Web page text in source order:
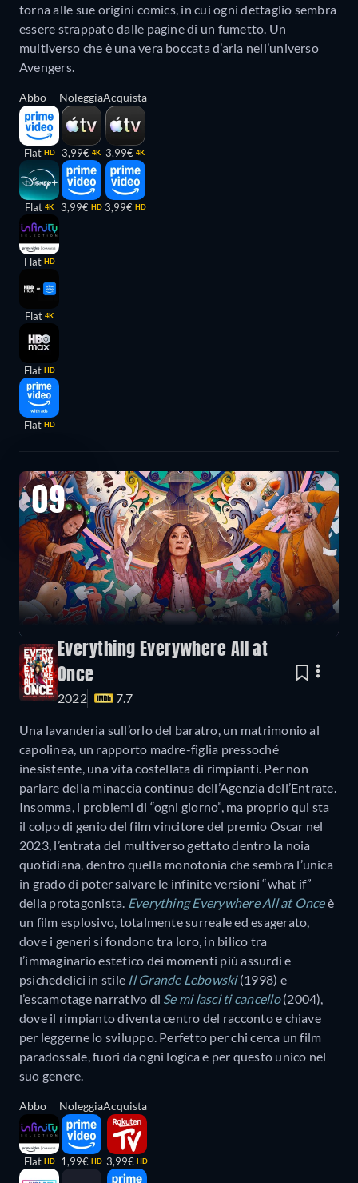
torna alle sue origini comics, in cui ogni dettaglio sembra
essere strappato dalle pagine di un fumetto. Un
multiverso che è una vera boccata d’aria nell’universo
Avengers.
Abbo
Flat HD
Flat 4K
Flat HD
Flat 4K
Flat HD
Flat HD
Noleggia
3,99€ 4K
3,99€ HD
Acquista
3,99€ 4K
3,99€ HD
09
Everything Everywhere All at
Once
2022 7.7
Una lavanderia sull’orlo del baratro, un matrimonio al
capolinea, un rapporto madre-figlia pressoché
inesistente, una vita costellata di rimpianti. Per non
parlare della minaccia continua dell’Agenzia dell’Entrate.
Insomma, i problemi di “ogni giorno”, ma proprio qui sta
il colpo di genio del film vincitore del premio Oscar nel
2023, l’entrata del multiverso gettato dentro la noia
quotidiana, dentro quella monotonia che sembra l’unica
in grado di poter salvare le infinite versioni “what if”
della protagonista. Everything Everywhere All at Onceè
un film esplosivo, totalmente surreale ed esagerato,
dove i generi si fondono tra loro, in bilico tra
l’immaginario estetico dei momenti più assurdi e
psichedelici in stile Il Grande Lebowski(1998) e
l’escamotage narrativo di Se mi lasci ti cancello (2004),
dove il rimpianto diventa centro del racconto e chiave
per leggerne lo sviluppo. Perfetto per chi cerca un film
paradossale, fuori da ogni logica e per questo unico nel
suo genere.
Abbo
Flat HD
Noleggia
1,99€ HD
Acquista
3,99€ HD